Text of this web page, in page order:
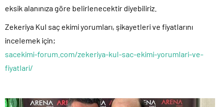
eksik alanınıza göre belirlenecektir diyebiliriz.
Zekeriya Kul saç ekimi yorumları, şikayetleri ve fiyatlarını
incelemek için;
sacekimi-forum.com/zekeriya-kul-sac-ekimi-yorumlari-ve-
fiyatlari/